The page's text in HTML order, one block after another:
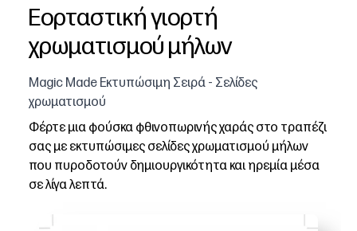
Εορταστική γιορτή
χρωματισμού μήλων
Magic Made Εκτυπώσιμη Σειρά - Σελίδες
χρωματισμού
Φέρτε μια φούσκα φθινοπωρινής χαράς στο τραπέζι
σας με εκτυπώσιμες σελίδες χρωματισμού μήλων
που πυροδοτούν δημιουργικότητα και ηρεμία μέσα
σε λίγα λεπτά.
Μηδενική προετοιμασία - απλά εκτυπώστε και